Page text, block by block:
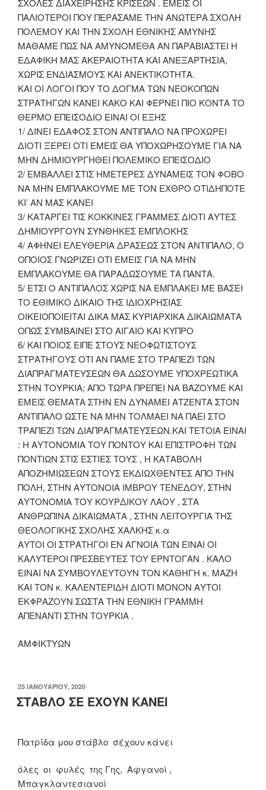
ΣΧΟΛΕΣ ΔΙΑΧΕΙΡΗΣΗΣ ΚΡΙΣΕΩΝ . ΕΜΕΙΣ ΟΙ
ΠΑΛΙΟΤΕΡΟΙ ΠΟΥ ΠΕΡΑΣΑΜΕ ΤΗΝ ΑΝΩΤΕΡΑ ΣΧΟΛΗ
ΠΟΛΕΜΟΥ ΚΑΙ ΤΗΝ ΣΧΟΛΗ ΕΘΝΙΚΗΣ ΑΜΥΝΗΣ
ΜΑΘΑΜΕ ΠΩΣ ΝΑ ΑΜΥΝΟΜΕΘΑ ΑΝ ΠΑΡΑΒΙΑΣΤΕΙ Η
ΕΔΑΦΙΚΗ ΜΑΣ ΑΚΕΡΑΙΟΤΗΤΑ ΚΑΙ ΑΝΕΞΑΡΤΗΣΙΑ,
ΧΩΡΙΣ ΕΝΔΙΑΣΜΟΥΣ ΚΑΙ ΑΝΕΚΤΙΚΟΤΗΤΑ.
ΚΑΙ ΟΙ ΛΟΓΟΙ ΠΟΥ ΤΟ ΔΟΓΜΑ ΤΩΝ ΝΕΟΚΟΠΩΝ
ΣΤΡΑΤΗΓΩΝ ΚΑΝΕΙ ΚΑΚΟ ΚΑΙ ΦΕΡΝΕΙ ΠΙΟ ΚΟΝΤΑ ΤΟ
ΘΕΡΜΟ ΕΠΕΙΣΟΔΙΟ ΕΙΝΑΙ ΟΙ ΕΞΗΣ
1/ ΔΙΝΕΙ ΕΔΑΦΟΣ ΣΤΟΝ ΑΝΤΙΠΑΛΟ ΝΑ ΠΡΟΧΩΡΕΙ
ΔΙΟΤΙ ΞΕΡΕΙ ΟΤΙ ΕΜΕΙΣ ΘΑ ΥΠΟΧΩΡΗΣΟΥΜΕ ΓΙΑ ΝΑ
ΜΗΝ ΔΗΜΙΟΥΡΓΗΘΕΙ ΠΟΛΕΜΙΚΟ ΕΠΕΙΣΟΔΙΟ
2/ ΕΜΒΑΛΛΕΙ ΣΤΙΣ ΗΜΕΤΕΡΕΣ ΔΥΝΑΜΕΙΣ ΤΟΝ ΦΟΒΟ
ΝΑ ΜΗΝ ΕΜΠΛΑΚΟΥΜΕ ΜΕ ΤΟΝ ΕΧΘΡΟ ΟΤΙΔΗΠΟΤΕ
ΚΙ’ ΑΝ ΜΑΣ ΚΑΝΕΙ
3/ ΚΑΤΑΡΓΕΙ ΤΙΣ ΚΟΚΚΙΝΕΣ ΓΡΑΜΜΕΣ ΔΙΟΤΙ ΑΥΤΕΣ
ΔΗΜΙΟΥΡΓΟΥΝ ΣΥΝΘΗΚΕΣ ΕΜΠΛΟΚΗΣ
4/ ΑΦΗΝΕΙ ΕΛΕΥΘΕΡΙΑ ΔΡΑΣΕΩΣ ΣΤΟΝ ΑΝΤΙΠΑΛΟ, Ο
ΟΠΟΙΟΣ ΓΝΩΡΙΖΕΙ ΟΤΙ ΕΜΕΙΣ ΓΙΑ ΝΑ ΜΗΝ
ΕΜΠΛΑΚΟΥΜΕ ΘΑ ΠΑΡΑΔΩΣΟΥΜΕ ΤΑ ΠΑΝΤΑ.
5/ ΕΤΣΙ Ο ΑΝΤΙΠΑΛΟΣ ΧΩΡΙΣ ΝΑ ΕΜΠΛΑΚΕΙ ΜΕ ΒΑΣΕΙ
ΤΟ ΕΘΙΜΙΚΟ ΔΙΚΑΙΟ ΤΗΣ ΙΔΙΟΧΡΗΣΙΑΣ
ΟΙΚΕΙΟΠΟΙΕΙΤΑΙ ΔΙΚΑ ΜΑΣ ΚΥΡΙΑΡΧΙΚΑ ΔΙΚΑΙΩΜΑΤΑ
ΟΠΩΣ ΣΥΜΒΑΙΝΕΙ ΣΤΟ ΑΙΓΑΙΟ ΚΑΙ ΚΥΠΡΟ
6/ ΚΑΙ ΠΟΙΟΣ ΕΙΠΕ ΣΤΟΥΣ ΝΕΟΦΩΤΙΣΤΟΥΣ
ΣΤΡΑΤΗΓΟΥΣ ΟΤΙ ΑΝ ΠΑΜΕ ΣΤΟ ΤΡΑΠΕΖΙ ΤΩΝ
ΔΙΑΠΡΑΓΜΑΤΕΥΣΕΩΝ ΘΑ ΔΩΣΟΥΜΕ ΥΠΟΧΡΕΩΤΙΚΑ
ΣΤΗΝ ΤΟΥΡΚΙΑ; ΑΠΟ ΤΩΡΑ ΠΡΕΠΕΙ ΝΑ ΒΑΖΟΥΜΕ ΚΑΙ
ΕΜΕΙΣ ΘΕΜΑΤΑ ΣΤΗΝ ΕΝ ΔΥΝΑΜΕΙ ΑΤΖΕΝΤΑ ΣΤΟΝ
ΑΝΤΙΠΑΛΟ ΩΣΤΕ ΝΑ ΜΗΝ ΤΟΛΜΑΕΙ ΝΑ ΠΑΕΙ ΣΤΟ
ΤΡΑΠΕΖΙ ΤΩΝ ΔΙΑΠΡΑΓΜΑΤΕΥΣΕΩΝ.ΚΑΙ ΤΕΤΟΙΑ ΕΙΝΑΙ
: Η ΑΥΤΟΝΟΜΙΑ ΤΟΥ ΠΟΝΤΟΥ ΚΑΙ ΕΠΙΣΤΡΟΦΗ ΤΩΝ
ΠΟΝΤΙΩΝ ΣΤΙΣ ΕΣΤΙΕΣ ΤΟΥΣ , Η ΚΑΤΑΒΟΛΗ
ΑΠΟΖΗΜΙΩΣΕΩΝ ΣΤΟΥΣ ΕΚΔΙΩΧΘΕΝΤΕΣ ΑΠΟ ΤΗΝ
ΠΟΛΗ, ΣΤΗΝ ΑΥΤΟΝΟΙΑ ΙΜΒΡΟΥ ΤΕΝΕΔΟΥ, ΣΤΗΝ
ΑΥΤΟΝΟΜΙΑ ΤΟΥ ΚΟΥΡΔΙΚΟΥ ΛΑΟΥ , ΣΤΑ
ΑΝΘΡΩΠΙΝΑ ΔΙΚΑΙΩΜΑΤΑ , ΣΤΗΝ ΛΕΙΤΟΥΡΓΙΑ ΤΗΣ
ΘΕΟΛΟΓΙΚΗΣ ΣΧΟΛΗΣ ΧΑΛΚΗΣ κ.α
ΑΥΤΟΙ ΟΙ ΣΤΡΑΤΗΓΟΙ ΕΝ ΑΓΝΟΙΑ ΤΩΝ ΕΙΝΑΙ ΟΙ
ΚΑΛΥΤΕΡΟΙ ΠΡΕΣΒΕΥΤΕΣ ΤΟΥ ΕΡΝΤΟΓΑΝ . ΚΑΛΟ
ΕΙΝΑΙ ΝΑ ΣΥΜΒΟΥΛΕΥΤΟΥΝ ΤΟΝ ΚΑΘΗΓΗ κ. ΜΑΖΗ
ΚΑΙ ΤΟΝ κ. ΚΑΛΕΝΤΕΡΙΔΗ ΔΙΟΤΙ ΜΟΝΟΝ ΑΥΤΟΙ
ΕΚΦΡΑΖΟΥΝ ΣΩΣΤΑ ΤΗΝ ΕΘΝΙΚΗ ΓΡΑΜΜΗ
ΑΠΕΝΑΝΤΙ ΣΤΗΝ ΤΟΥΡΚΙΑ .
ΑΜΦΙΚΤΥΩΝ
ΔΗΜΟΣΙΕΎΤΗΚΕ
ΣΤΙΣ
25 ΙΑΝΟΥΑΡΊΟΥ, 2020
ΣΤΑΒΛΟ ΣΕ ΕΧΟΥΝ ΚΑΝΕΙ
Πατρίδα μου στάβλο σέχουν κάνει
όλες οι φυλές της Γης, Αφγανοί ,
Μπαγκλαντεσιανοί